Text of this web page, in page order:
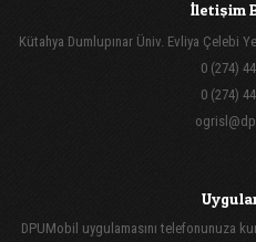
İletişim
Kütahya Dumlupınar Üniv. Evliya Çelebi
0 (274)
0 (274)
DPUMobil uygulamasını telefonunuza